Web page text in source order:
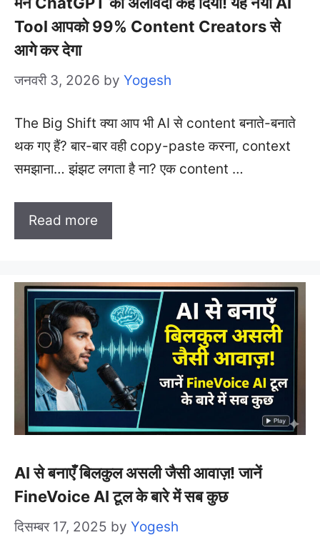
Tool आपको 99% Content Creators से
आगे कर देगा
जनवरी 3, 2026 by Yogesh
The Big Shift क्या आप भी AI से content बनाते-बनाते
थक गए हैं? बार-बार वही copy-paste करना, context
समझाना… झंझट लगता है ना? एक content …
Read more
AI से बनाएँ बिलकुल असली जैसी आवाज़! जानें
FineVoice AI टूल के बारे में सब कुछ
दिसम्बर 17, 2025 by Yogesh